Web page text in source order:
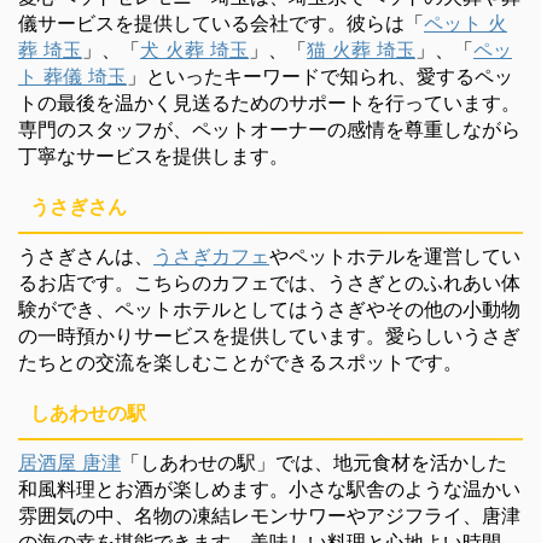
儀サービスを提供している会社です。彼らは「ペット 火
葬 埼玉 」、「犬 火葬 埼玉 」、「猫 火葬 埼玉 」、「ペッ
ト 葬儀 埼玉 」といったキーワードで知られ、愛するペッ
トの最後を温かく見送るためのサポートを行っています。
専門のスタッフが、ペットオーナーの感情を尊重しながら
丁寧なサービスを提供します。
うさぎさん
うさぎさんは、 うさぎカフェやペットホテルを運営してい
るお店です。こちらのカフェでは、うさぎとのふれあい体
験ができ、ペットホテルとしてはうさぎやその他の小動物
の一時預かりサービスを提供しています。愛らしいうさぎ
たちとの交流を楽しむことができるスポットです。
しあわせの駅
居酒屋 唐津 「しあわせの駅」では、地元食材を活かした
和風料理とお酒が楽しめます。小さな駅舎のような温かい
雰囲気の中、名物の凍結レモンサワーやアジフライ、唐津